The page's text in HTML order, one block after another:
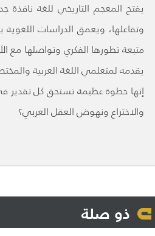
يفتح المعجم التاريخي للغة
وتفاعلها، ويعمق الدراسات
متبعة تطورها الفكري وتواصلها مع
يقدمه لمتعلمي اللغة العربية
إنها خطوة عظيمة تستحق كل تقدير
والاختراع ونهوض العقل العربي؟
ذو صلة